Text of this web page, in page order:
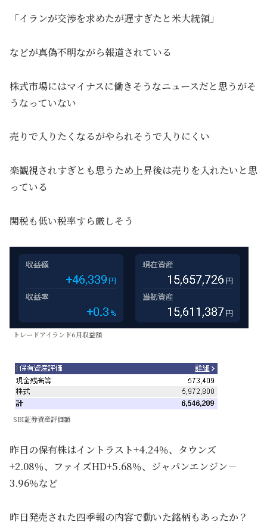
「イランが交渉を求めたが遅すぎたと米大統領」
などが真偽不明ながら報道されている
株式市場にはマイナスに働きそうなニュースだと思うがそ
うなっていない
売りで入りたくなるがやられそうで入りにくい
楽観視されすぎとも思うため上昇後は売りを入れたいと思
っている
関税も低い税率すら厳しそう
トレードアイランド6月収益額
SBI証券資産評価額
昨日の保有株はイントラスト+4.24％、タウンズ
+2.08％、ファイズHD+5.68％、ジャパンエンジン－
3.96％など
昨日発売された四季報の内容で動いた銘柄もあったか？